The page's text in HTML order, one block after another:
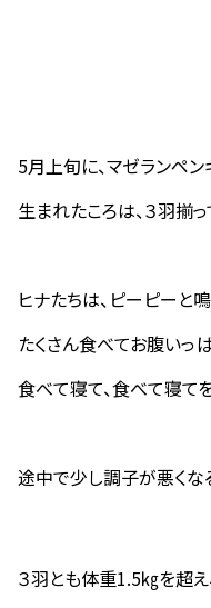
5月上旬に、マゼランペン
生まれたころは、３羽揃
ヒナたちは、ピーピーと
たくさん食べてお腹いっ
食べて寝て、食べて寝て
途中で少し調子が悪くな
３羽とも体重1.5㎏を超